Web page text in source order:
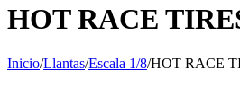
HOT RACE
Inicio/Llantas/Escala 1/8/HOT RACE